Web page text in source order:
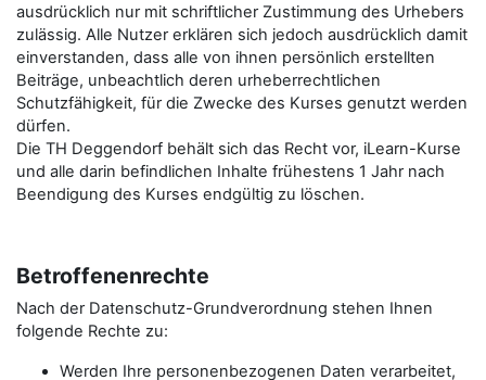
ausdrücklich nur mit schriftlicher Zustimmung des Urhebers
zulässig. Alle Nutzer erklären sich jedoch ausdrücklich damit
einverstanden, dass alle von ihnen persönlich erstellten
Beiträge, unbeachtlich deren urheberrechtlichen
Schutzfähigkeit, für die Zwecke des Kurses genutzt werden
dürfen.
Die TH Deggendorf behält sich das Recht vor, iLearn-Kurse
und alle darin befindlichen Inhalte frühestens 1 Jahr nach
Beendigung des Kurses endgültig zu löschen.
Betroffenenrechte
Nach der Datenschutz-Grundverordnung stehen Ihnen
folgende Rechte zu:
Werden Ihre personenbezogenen Daten verarbeitet,